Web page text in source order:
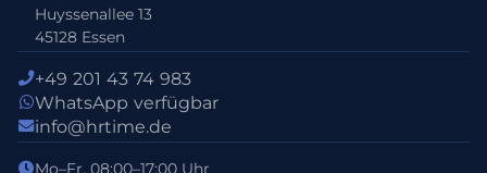
Huyssenallee 13
45128 Essen
+49 201 43 74 983
WhatsApp verfügbar
info@hrtime.de
Mo–Fr, 08:00–17:00 Uhr